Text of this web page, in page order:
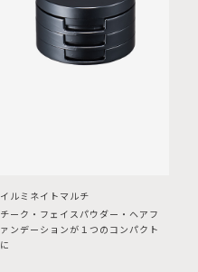
イルミネイトマルチ
チーク・フェイスパウダー・ヘアフ
ァンデーションが１つのコンパクト
に